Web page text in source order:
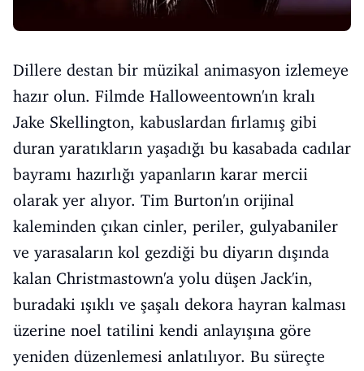
Dillere destan bir müzikal animasyon izlemeye
hazır olun. Filmde Halloweentown'ın kralı
Jake Skellington, kabuslardan fırlamış gibi
duran yaratıkların yaşadığı bu kasabada cadılar
bayramı hazırlığı yapanların karar mercii
olarak yer alıyor. Tim Burton'ın orijinal
kaleminden çıkan cinler, periler, gulyabaniler
ve yarasaların kol gezdiği bu diyarın dışında
kalan Christmastown'a yolu düşen Jack'in,
buradaki ışıklı ve şaşalı dekora hayran kalması
üzerine noel tatilini kendi anlayışına göre
yeniden düzenlemesi anlatılıyor. Bu süreçte